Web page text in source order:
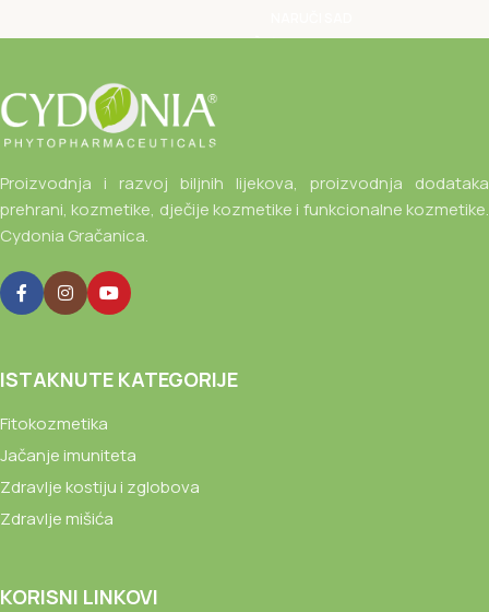
Proizvodnja i razvoj biljnih lijekova, proizvodnja dodataka
prehrani, kozmetike, dječije kozmetike i funkcionalne kozmetike.
Cydonia Gračanica.
ISTAKNUTE KATEGORIJE
Fitokozmetika
Jačanje imuniteta
Zdravlje kostiju i zglobova
Zdravlje mišića
KORISNI LINKOVI